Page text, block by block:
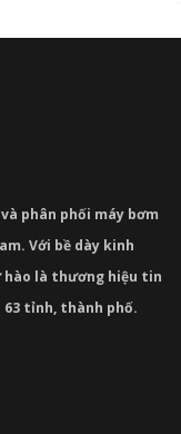
phân phối máy bơm
Với bề dày kinh
hào là thương hiệu tin
tỉnh, thành phố.